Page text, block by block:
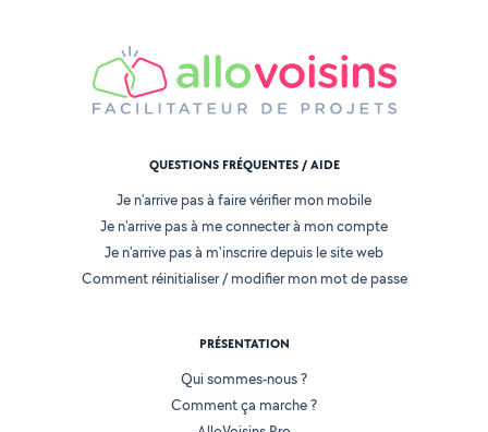
QUESTIONS FRÉQUENTES / AIDE
Je n'arrive pas à faire vérifier mon mobile
Je n'arrive pas à me connecter à mon compte
Je n'arrive pas à m'inscrire depuis le site web
Comment réinitialiser / modifier mon mot de passe
PRÉSENTATION
Qui sommes-nous ?
Comment ça marche ?